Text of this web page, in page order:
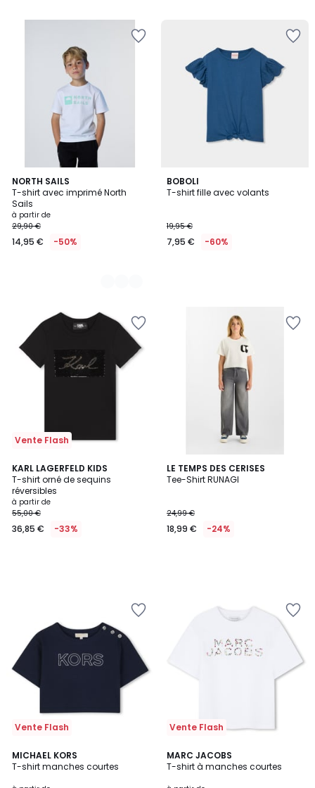
NORTH SAILS
T-shirt avec imprimé North
Sails
à partir de
29,90 €
14,95 € -50%
5
Couleurs
BOBOLI
T-shirt fille avec volants
19,95 €
7,95 € -60%
Vente Flash
KARL LAGERFELD KIDS
T-shirt orné de sequins
réversibles
à partir de
55,00 €
36,85 € -33%
LE TEMPS DES CERISES
Tee-Shirt RUNAGI
24,99 €
18,99 € -24%
Vente Flash
MICHAEL KORS
T-shirt manches courtes
2
Couleurs
Vente Flash
MARC JACOBS
T-shirt à manches courtes
2
Couleurs